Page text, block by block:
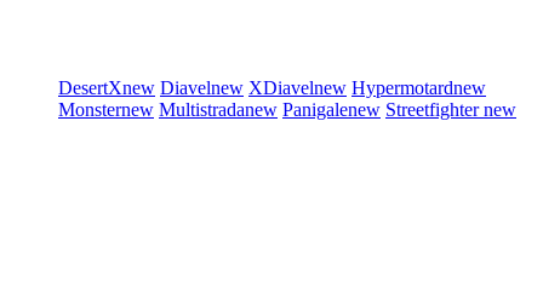
DesertXnew Diavelnew XDiavelnew Hypermotardnew
Monsternew Multistradanew Panigalenew Streetfighternew